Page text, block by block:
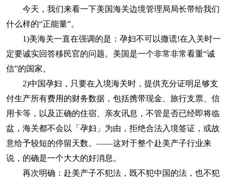
今天，我们来看一下美国海关边境管理局局长带给我们
什么样的“正能量”。
1)美海关一直在强调的是：孕妇不可以撒谎!在入关时一
定要诚实回答移民官的问题。美国是一个非常非常看重“诚
信”的国家。
2)中国孕妇，只要在入境海关时，提供充分证明足够支
付生产所有费用的财务数据，包括携带现金、旅行支票、信
用卡等，以及正确的住宿、亲友讯息，不管是否已经即将临
盆，海关都不会以「孕妇」为由，拒绝合法入境签证，或故
意给予较短的停留天数。——这对于整个赴美产子行业来
说，的确是一个大大的好消息。
再次明确：赴美产子不犯法，既不犯中国的法，也不犯